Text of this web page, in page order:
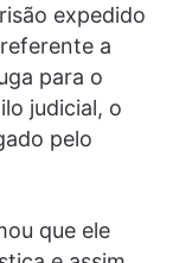
expedido
a
para o
judicial, o
pelo
que ele